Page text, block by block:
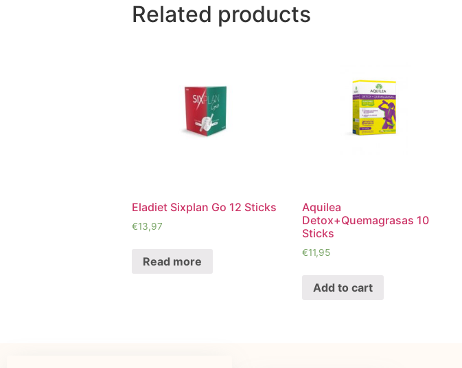
Related products
Eladiet Sixplan Go 12 Sticks
€13,97
Read more
Aquilea
Detox+Quemagrasas 10
Sticks
€11,95
Add to cart